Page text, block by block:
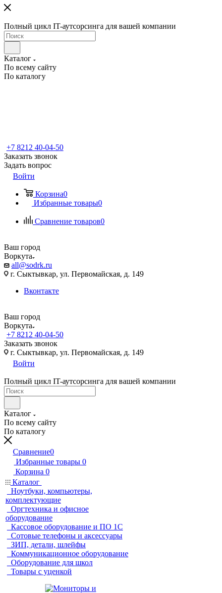
Полный цикл IT-аутсорсинга для вашей компании
Каталог
По всему сайту
По каталогу
+7 8212 40-04-50
Заказать звонок
Задать вопрос
Войти
Корзина0
Избранные товары0
Сравнение товаров0
Ваш город
Воркута
all@sodrk.ru
г. Сыктывкар, ул. Первомайская, д. 149
Вконтакте
Ваш город
Воркута
+7 8212 40-04-50
Заказать звонок
г. Сыктывкар, ул. Первомайская, д. 149
Войти
Полный цикл IT-аутсорсинга для вашей компании
Каталог
По всему сайту
По каталогу
Сравнение0
Избранные товары 0
Корзина 0
Каталог
Ноутбуки, компьютеры,
комплектующие
Оргтехника и офисное
оборудование
Кассовое оборудование и ПО 1С
Сотовые телефоны и аксессуары
ЗИП, детали, шлейфы
Коммуникационное оборудование
Оборудование для школ
Товары с уценкой